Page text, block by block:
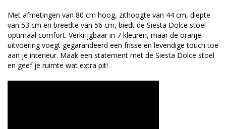
Met afmetingen van 80 cm hoog, zithoogte van 44 cm, diepte
van 53 cm en breedte van 56 cm, biedt de Siesta Dolce stoel
optimaal comfort. Verkrijgbaar in 7 kleuren, maar de oranje
uitvoering voegt gegarandeerd een frisse en levendige touch toe
aan je interieur. Maak een statement met de Siesta Dolce stoel
en geef je ruimte wat extra pit!